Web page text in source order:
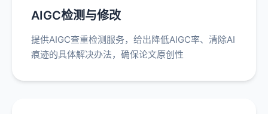
AIGC检测与修改
提供AIGC查重检测服务，给出降低AIGC率、清除AI
痕迹的具体解决办法，确保论文原创性